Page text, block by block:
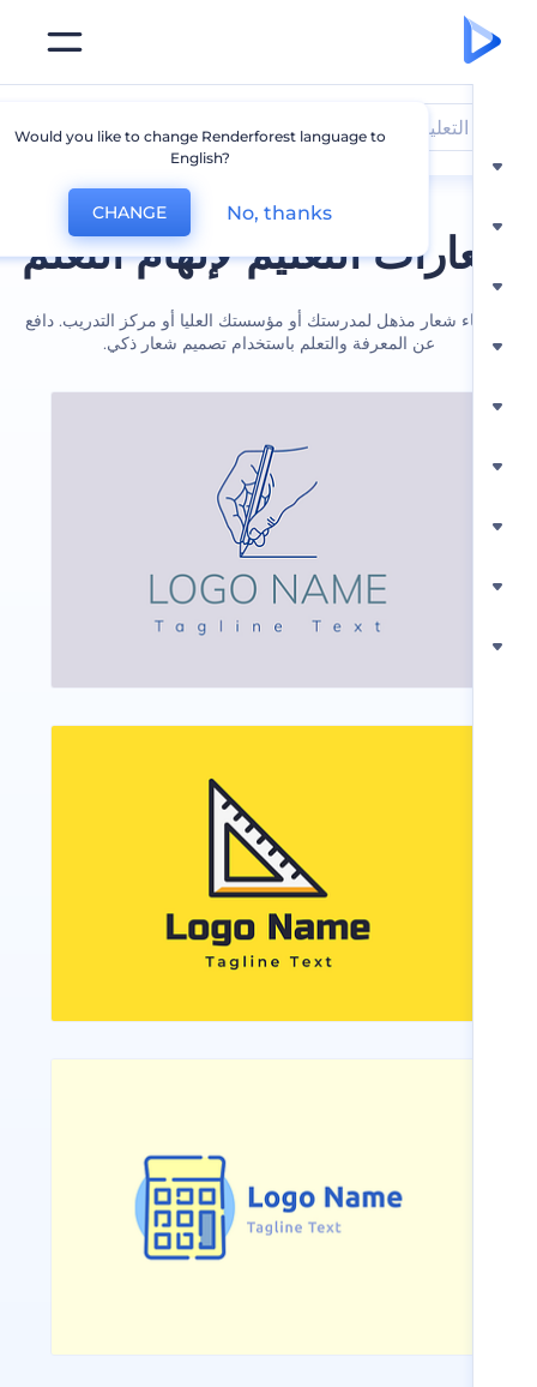
التعليم لإلهام التعلم
شعار مذهل لمدرستك أو مؤسستك العليا أو مركز التدريب. دافع
عن المعرفة والتعلم باستخدام تصميم شعار ذكي.
Would you like to change Renderforest language to
CHANGE No, thanks